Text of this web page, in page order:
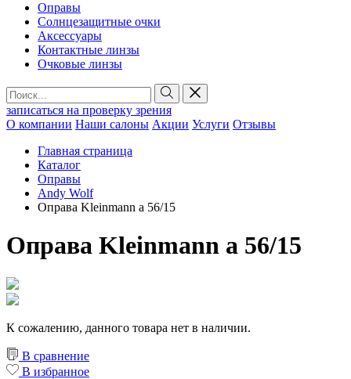
Оправы
Солнцезащитные очки
Аксессуары
Контактные линзы
Очковые линзы
записаться на проверку зрения
О компании Наши салоны Акции Услуги Отзывы
Главная страница
Каталог
Оправы
Andy Wolf
Оправа Kleinmann a 56/15
Оправа Kleinmann a 56/15
К сожалению, данного товара нет в наличии.
В сравнение
В избранное